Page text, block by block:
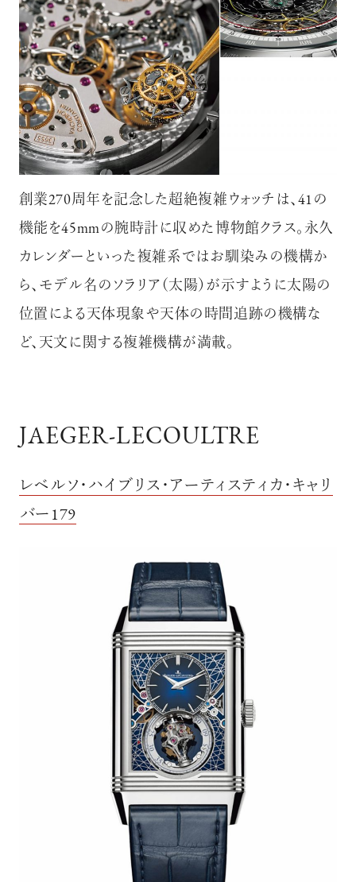
創業270周年を記念した超絶複雑ウォッチは、41の
機能を45mmの腕時計に収めた博物館クラス。永久
カレンダーといった複雑系ではお馴染みの機構か
ら、モデル名のソラリア（太陽）が示すように太陽の
位置による天体現象や天体の時間追跡の機構な
ど、天文に関する複雑機構が満載。
JAEGER-LECOULTRE
レベルソ・ハイブリス・アーティスティカ・キャリ
バー179